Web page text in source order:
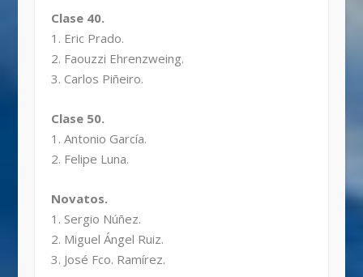
Clase 40.
1. Eric Prado.
2. Faouzzi Ehrenzweing.
3. Carlos Piñeiro.
Clase 50.
1. Antonio García.
2. Felipe Luna.
Novatos.
1. Sergio Núñez.
2. Miguel Ángel Ruiz.
3. José Fco. Ramírez.